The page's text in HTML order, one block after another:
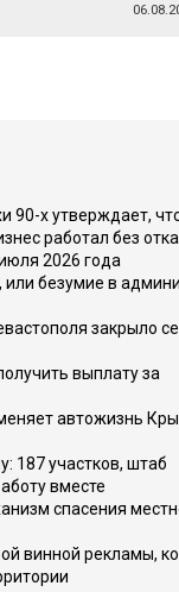
90-х утверждает,
работал без
2026 года
или безумие в
закрыло
выплату за
автожизнь
187 участков, штаб
вместе
спасения
винной рекламы,